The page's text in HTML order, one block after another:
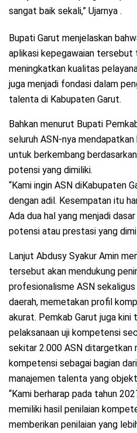
sangat baik sekali,” Ujarnya .
Bupati Garut menjelaskan
aplikasi kepegawaian tersebut
meningkatkan kualitas
juga menjadi fondasi dalam
talenta di Kabupaten Garut.
Bahkan menurut Bupati
seluruh ASN-nya
untuk berkembang
potensi yang dimiliki.
“Kami ingin ASN diKabupaten
dengan adil. Kesempatan itu
Ada dua hal yang menjadi
potensi atau prestasi yang
Lanjut Abdusy Syakur Amin
tersebut akan mendukung
profesionalisme ASN
daerah, memetakan profil
akurat. Pemkab Garut juga
pelaksanaan uji kompetensi
sekitar 2.000 ASN ditargetkan
kompetensi sebagai bagian
manajemen talenta yang
“Kami berharap pada tahun
memiliki hasil penilaian
memberikan penilaian yang